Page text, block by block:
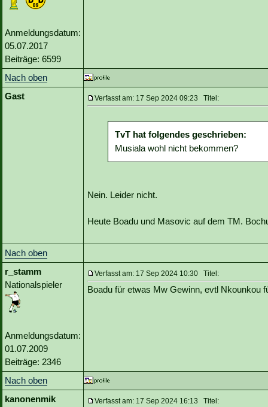
Anmeldungsdatum:
05.07.2017
Beiträge: 6599
Nach oben
Gast
Verfasst am: 17 Sep 2024 09:23 Titel:
TvT hat folgendes geschrieben:
Musiala wohl nicht bekommen?
Nein. Leider nicht.
Heute Boadu und Masovic auf dem TM.
Nach oben
r_stamm
Nationalspieler
Anmeldungsdatum:
01.07.2009
Beiträge: 2346
Verfasst am: 17 Sep 2024 10:30 Titel:
Boadu für etwas Mw Gewinn, evtl Nkounkou
Nach oben
kanonenmik
Verfasst am: 17 Sep 2024 16:13 Titel: